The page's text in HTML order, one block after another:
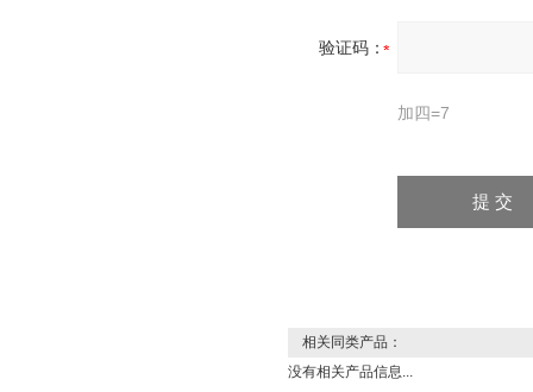
验证码：
加四=7
相关同类产品：
没有相关产品信息...